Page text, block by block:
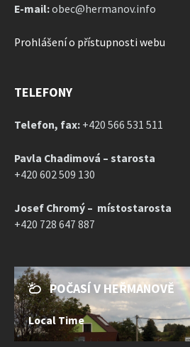
E-mail:obec@hermanov.info
Prohlášení o přístupnosti webu
TELEFONY
Telefon, fax: +420 566 531 511
Pavla Chadimová – starosta
+420 602 509 130
Josef Chromý – místostarosta
+420 728 647 887
POČASÍ V HEŘMANOVĚ
Local Time